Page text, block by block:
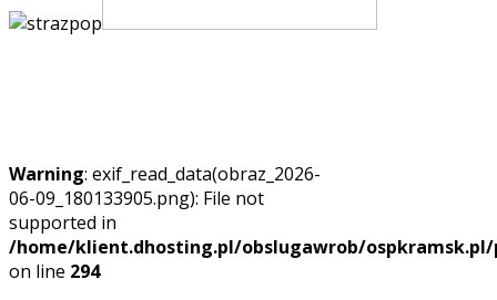
Warning: exif_read_data(obraz_2026-
06-09_180133905.png): File not
supported in
/home/klient.dhosting.pl/obslugawrob/
on line 294